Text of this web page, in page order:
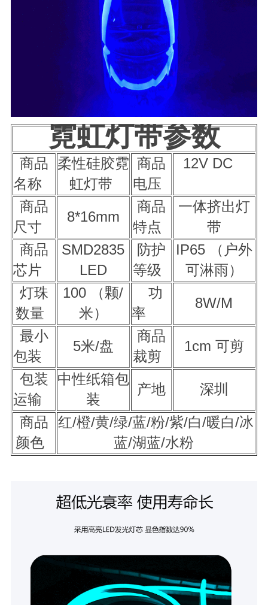
霓虹灯带参数
商品
名称
柔性硅胶霓
虹灯带
商品
电压
12V DC
商品
尺寸
8*16mm
商品
特点
一体挤出灯
带
商品
芯片
SMD2835
LED
防护
等级
IP65 （户外
可淋雨）
灯珠
数量
100 （颗/
米）
功
率
8W/M
最小
包装
5米/盘
商品
裁剪
1cm 可剪
包装
运输
中性纸箱包
装
产地 深圳
商品
颜色
红/橙/黄/绿/蓝/粉/紫/白/暖白/冰
蓝/湖蓝/水粉